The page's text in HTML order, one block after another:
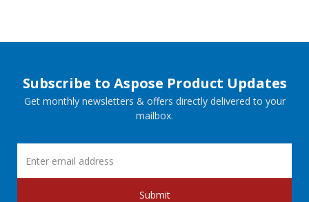
Subscribe to Aspose Product Updates
Get monthly newsletters & offers directly delivered to your
mailbox.
Submit